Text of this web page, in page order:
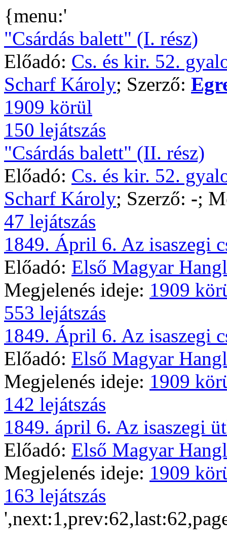
{menu:'
"Csárdás balett" (I. rész)
Előadó: Cs. és kir. 52.
Scharf Károly; Szerző:
1909 körül
150 lejátszás
"Csárdás balett" (II. rész)
Előadó: Cs. és kir. 52.
Scharf Károly; Szerző: -;
47 lejátszás
1849. Ápril 6. Az isaszegi
Előadó: Első Magyar
Megjelenés ideje: 1909
553 lejátszás
1849. Ápril 6. Az isaszegi
Előadó: Első Magyar
Megjelenés ideje: 1909
142 lejátszás
1849. ápril 6. Az isaszegi
Előadó: Első Magyar
Megjelenés ideje: 1909
163 lejátszás